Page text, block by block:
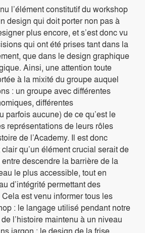
l’élément constitutif du workshop
design qui doit porter non pas à
plus encore, et s’est donc vu
qui ont été prises tant dans la
que dans le design graphique
Ainsi, une attention toute
à la mixité du groupe auquel
: un groupe avec différentes
différentes
parfois aucune) de ce qu’est le
représentations de leurs rôles
de l’Academy. Il est donc
qu’un élément crucial serait de
descendre la barrière de la
le plus accessible, tout en
d’intégrité permettant des
est venu informer tous les
: le langage utilisé pendant notre
l’histoire maintenu à un niveau